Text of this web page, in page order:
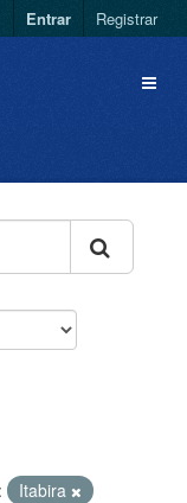
Entrar Registrar
Itabira